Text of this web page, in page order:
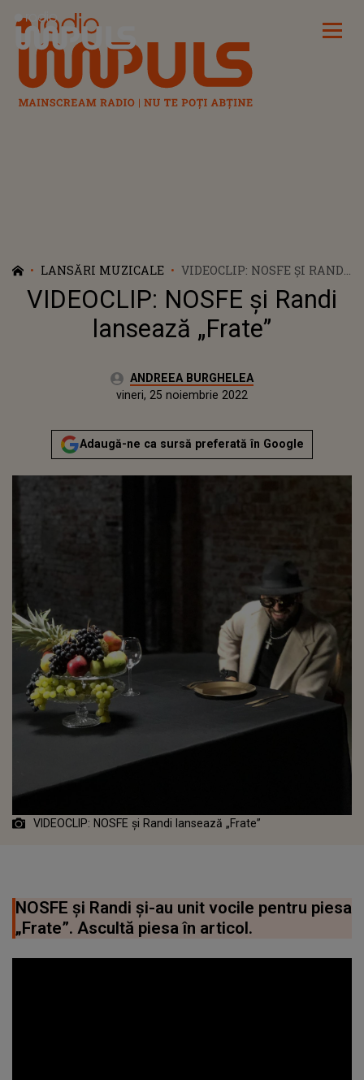
Radio Impuls
LANSĂRI MUZICALE
VIDEOCLIP: NOSFE ȘI RANDI
LANSEAZĂ „FRATE”
VIDEOCLIP: NOSFE și Randi
lansează „Frate”
Autor:ANDREEA BURGHELEA
vineri, 26 noiembrie 2021Actualizat:
vineri, 25 noiembrie 2022
Adaugă-ne ca sursă preferată în Google
VIDEOCLIP: NOSFE și Randi lansează „Frate”
NOSFE și Randi și-au unit vocile pentru piesa
„Frate”. Ascultă piesa în articol.